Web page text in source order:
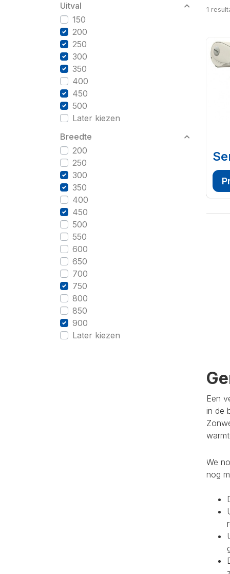
Uitval
150
200
250
300
350
400
450
500
Later kiezen
Breedte
200
250
300
350
400
450
500
550
600
650
700
750
800
850
900
Later kiezen
1
Een
in de
We
nog